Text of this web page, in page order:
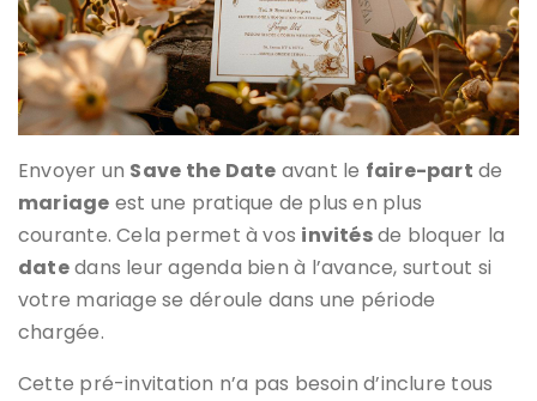
Envoyer un Save the Date avant le faire-part de
mariage est une pratique de plus en plus
courante. Cela permet à vos invitésde bloquer la
datedans leur agenda bien à l’avance, surtout si
votre mariage se déroule dans une période
chargée.
Cette pré-invitation n’a pas besoin d’inclure tous